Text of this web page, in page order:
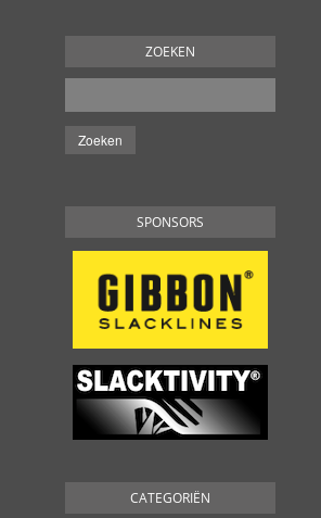
ZOEKEN
SPONSORS
CATEGORIËN